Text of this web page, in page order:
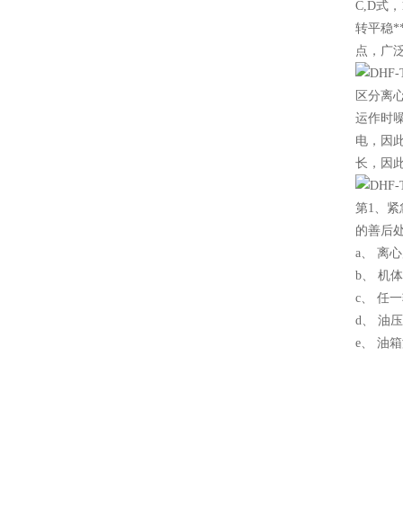
C,D式
转平稳
点，广
区分离
运作时
电，因
长，因
第1、紧
的善后
a、 离
b、 机
c、 任
d、 油
e、 油